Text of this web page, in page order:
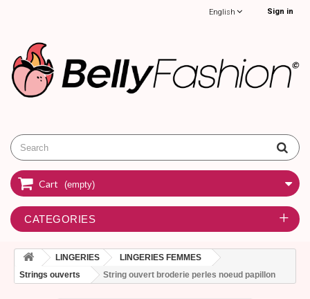
Sign in
English
Cart (empty)
CATEGORIES
LINGERIES
LINGERIES FEMMES
Strings ouverts
String ouvert broderie perles noeud papillon